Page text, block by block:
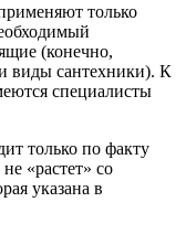
только
(конечно,
виды сантехники). К
специалисты
только по факту
«растет» со
указана в